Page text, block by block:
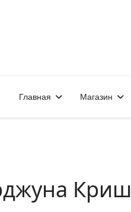
Главная Магазин